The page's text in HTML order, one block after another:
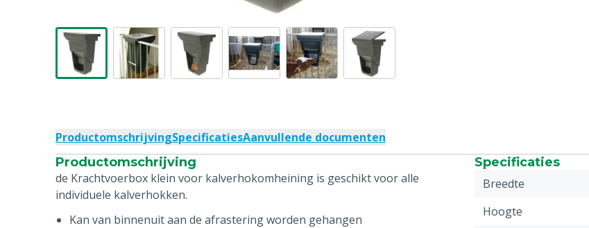
ProductomschrijvingSpecificatiesAanvullende documenten
Productomschrijving
de Krachtvoerbox klein voor kalverhokomheining is geschikt voor alle
individuele kalverhokken.
Kan van binnenuit aan de afrastering worden gehangen
Specificaties
Breedte
Hoogte